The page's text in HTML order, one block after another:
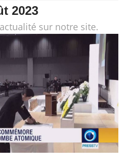
2023
sur notre site.